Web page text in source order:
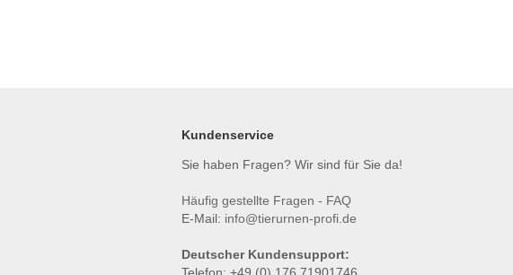
Kundenservice
Sie haben Fragen? Wir sind für Sie da!
Häufig gestellte Fragen - FAQ
E-Mail: info@tierurnen-profi.de
Deutscher Kundensupport: